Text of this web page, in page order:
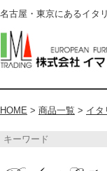
名古屋・東京にあるイタ
HOME > 商品一覧 > イタ